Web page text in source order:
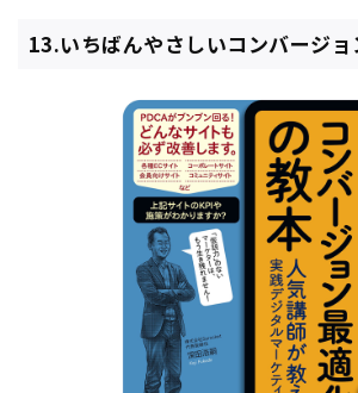
13.いちばんやさしいコンバージ